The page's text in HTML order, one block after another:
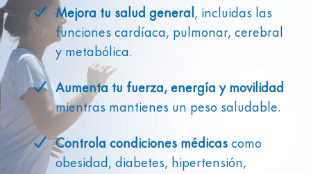
Mejora tu salud general, incluidas las
funciones cardíaca, pulmonar, cerebral
y metabólica.
Aumenta tu fuerza, energía y movilidad
mientras mantienes un peso saludable.
Controla condiciones médicascomo
obesidad, diabetes, hipertensión,